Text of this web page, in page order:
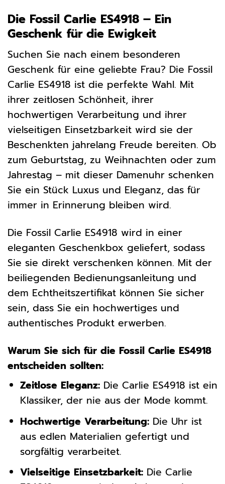
Die Fossil Carlie ES4918 – Ein
Geschenk für die Ewigkeit
Suchen Sie nach einem besonderen
Geschenk für eine geliebte Frau? Die Fossil
Carlie ES4918 ist die perfekte Wahl. Mit
ihrer zeitlosen Schönheit, ihrer
hochwertigen Verarbeitung und ihrer
vielseitigen Einsetzbarkeit wird sie der
Beschenkten jahrelang Freude bereiten. Ob
zum Geburtstag, zu Weihnachten oder zum
Jahrestag – mit dieser Damenuhr schenken
Sie ein Stück Luxus und Eleganz, das für
immer in Erinnerung bleiben wird.
Die Fossil Carlie ES4918 wird in einer
eleganten Geschenkbox geliefert, sodass
Sie sie direkt verschenken können. Mit der
beiliegenden Bedienungsanleitung und
dem Echtheitszertifikat können Sie sicher
sein, dass Sie ein hochwertiges und
authentisches Produkt erwerben.
Warum Sie sich für die Fossil Carlie ES4918
entscheiden sollten:
Zeitlose Eleganz:Die Carlie ES4918 ist ein
Klassiker, der nie aus der Mode kommt.
Hochwertige Verarbeitung:Die Uhr ist
aus edlen Materialien gefertigt und
sorgfältig verarbeitet.
Vielseitige Einsetzbarkeit:Die Carlie